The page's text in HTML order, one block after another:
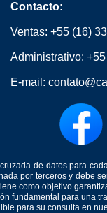
Contacto:
Ventas: +55 (16)
Administrativo:
E-mail:
de datos para
por terceros y debe
como objetivo
fundamental para una
para su consulta en